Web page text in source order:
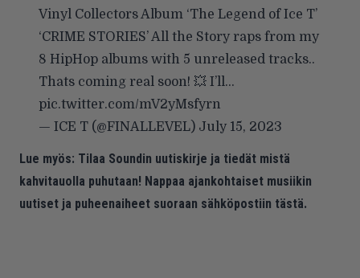
Vinyl Collectors Album ‘The Legend of Ice T’
‘CRIME STORIES’ All the Story raps from my
8 HipHop albums with 5 unreleased tracks..
Thats coming real soon! 💥 I’ll…
pic.twitter.com/mV2yMsfyrn
— ICE T (@FINALLEVEL) July 15, 2023
Lue myös: Tilaa Soundin uutiskirje ja tiedät mistä
kahvitauolla puhutaan! Nappaa ajankohtaiset musiikin
uutiset ja puheenaiheet suoraan sähköpostiin tästä.